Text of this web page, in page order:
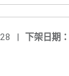
下架日期：
|